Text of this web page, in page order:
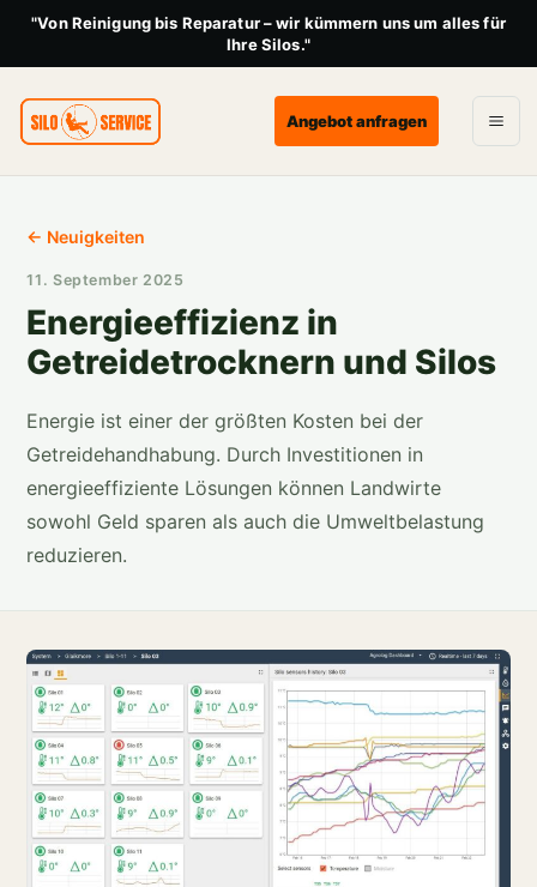
"Von Reinigung bis Reparatur – wir kümmern uns um alles für
Ihre Silos."
Angebot anfragen
← Neuigkeiten
11. September 2025
Energieeffizienz in
Getreidetrocknern und Silos
Energie ist einer der größten Kosten bei der
Getreidehandhabung. Durch Investitionen in
energieeffiziente Lösungen können Landwirte
sowohl Geld sparen als auch die Umweltbelastung
reduzieren.